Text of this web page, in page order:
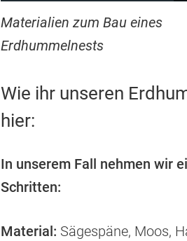
Materialien zum Bau eines
Erdhummelnests
Wie ihr unseren
hier:
In unserem Fall nehmen wir
Schritten:
Material: Sägespäne, Moos,